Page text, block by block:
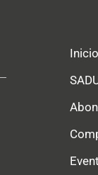
Inicio